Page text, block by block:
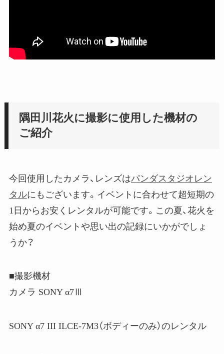
隅田川花火に撮影に使用した機材の
ご紹介
今回使用したカメラ、レンズはパンダスタジオレン
タルにもございます。イベントに合わせて超短期の
1日からお安くレンタルが可能です。この夏、花火を
始め夏のイベントや思い出の記録にいかがでしょ
うか？
■撮影機材
カメラ SONY α7Ⅲ
SONY α7 III ILCE-7M3（ボディーのみ）のレンタル